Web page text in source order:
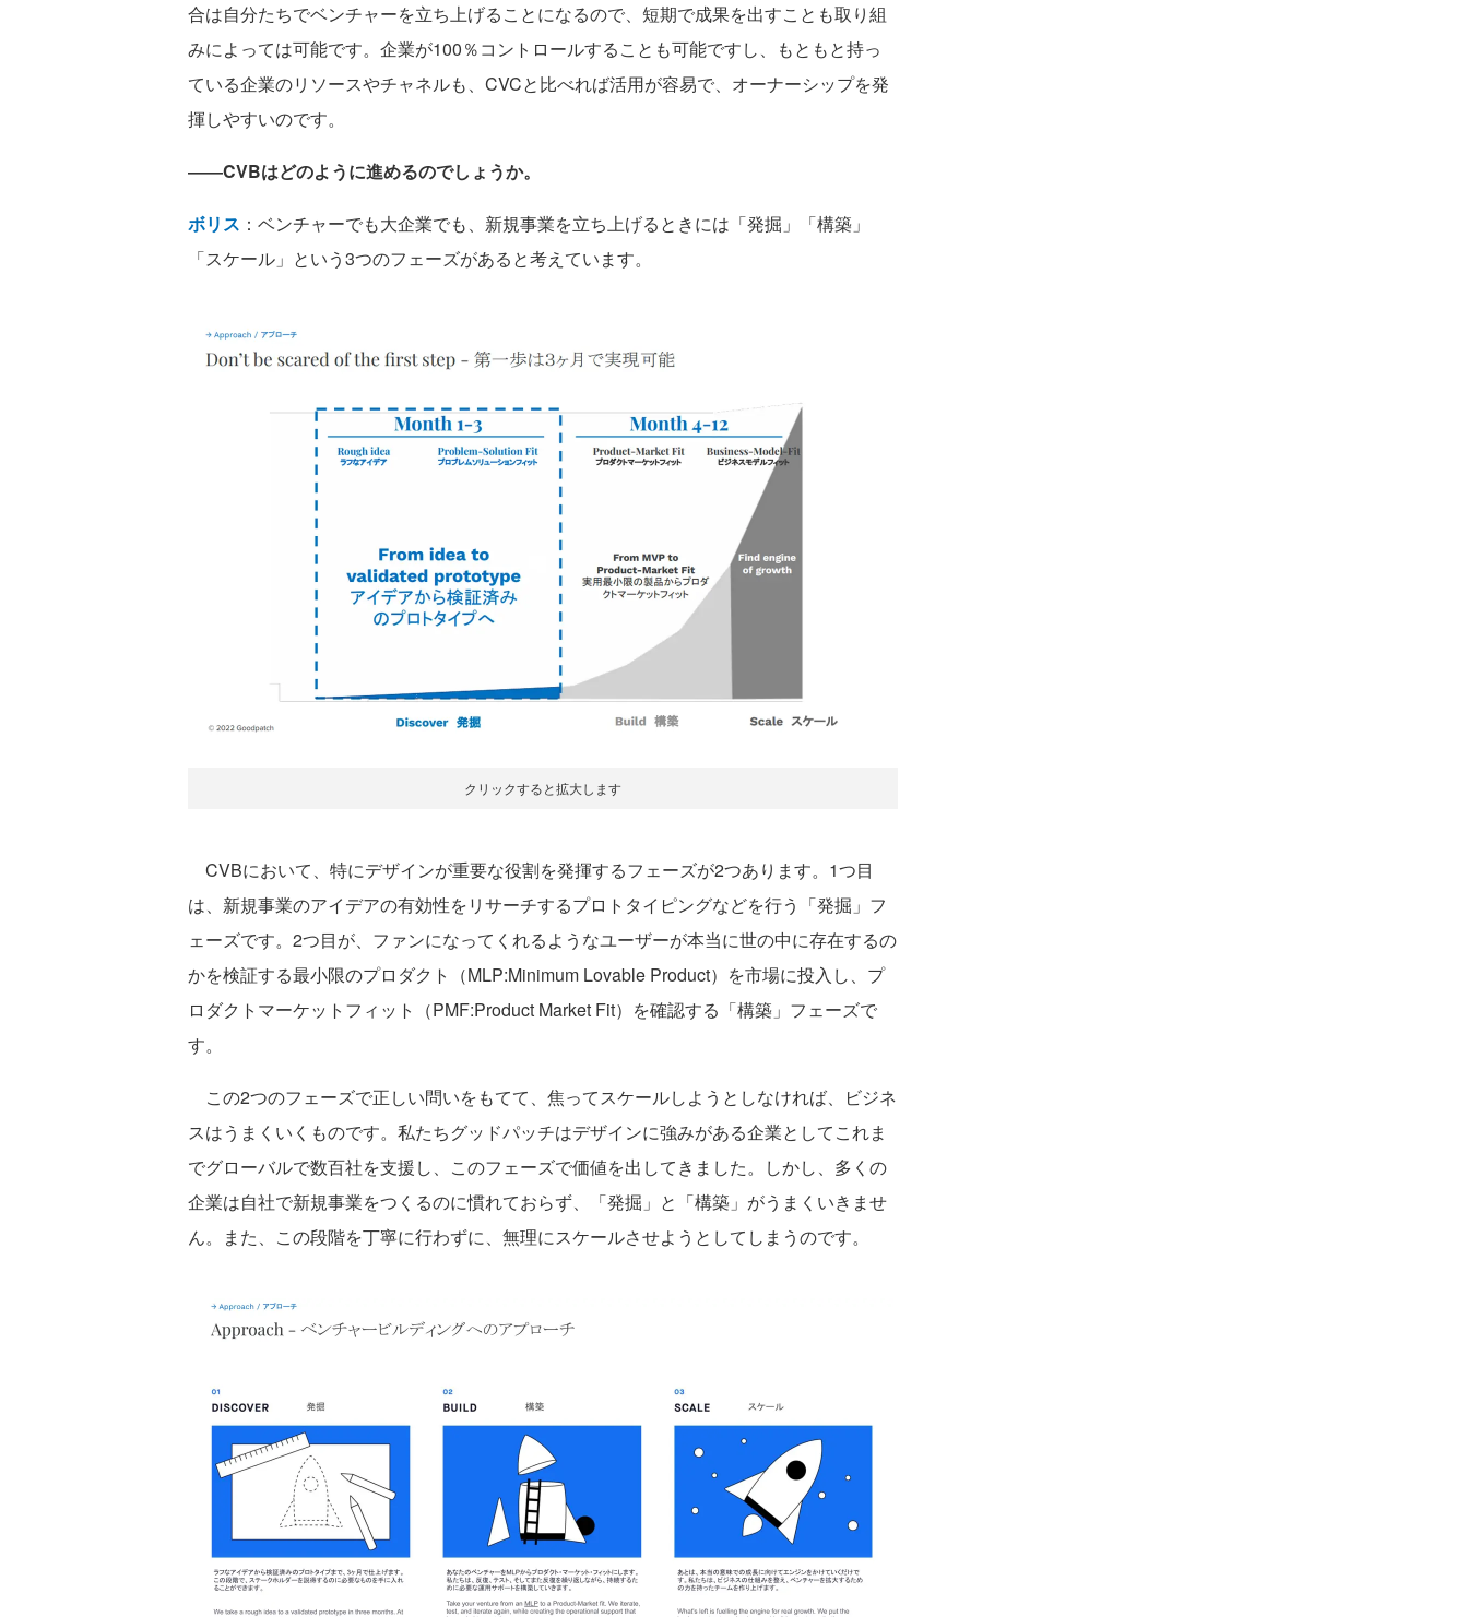
合は自分たちでベンチャーを立ち上げることになるので、短期で成果を出すことも取り組
みによっては可能です。企業が100％コントロールすることも可能ですし、もともと持っ
ている企業のリソースやチャネルも、CVCと比べれば活用が容易で、オーナーシップを発
揮しやすいのです。
――CVBはどのように進めるのでしょうか。
ボリス ：ベンチャーでも大企業でも、新規事業を立ち上げるときには「発掘」「構築」
「スケール」という3つのフェーズがあると考えています。
クリックすると拡大します
CVBにおいて、特にデザインが重要な役割を発揮するフェーズが2つあります。1つ目
は、新規事業のアイデアの有効性をリサーチするプロトタイピングなどを行う「発掘」フ
ェーズです。2つ目が、ファンになってくれるようなユーザーが本当に世の中に存在するの
かを検証する最小限のプロダクト（MLP:Minimum Lovable Product）を市場に投入し、プ
ロダクトマーケットフィット（PMF:Product Market Fit）を確認する「構築」フェーズで
す。
この2つのフェーズで正しい問いをもてて、焦ってスケールしようとしなければ、ビジネ
スはうまくいくものです。私たちグッドパッチはデザインに強みがある企業としてこれま
でグローバルで数百社を支援し、このフェーズで価値を出してきました。しかし、多くの
企業は自社で新規事業をつくるのに慣れておらず、「発掘」と「構築」がうまくいきませ
ん。また、この段階を丁寧に行わずに、無理にスケールさせようとしてしまうのです。